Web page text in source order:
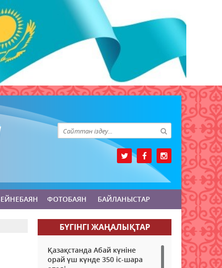
ФОТОБАЯН БАЙЛАНЫСТАР
БҮГІНГI ЖАҢАЛЫҚТАР
Қазақстанда Абай күніне
орай үш күнде 350 іс-шара